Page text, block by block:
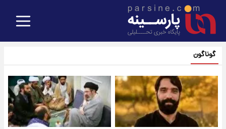
گوناگون